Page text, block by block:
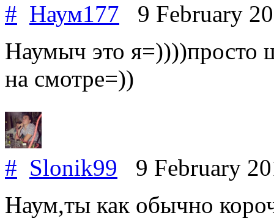
# Наум177 9 February
Наумыч это я=))))просто
на смотре=))
# Slonik99 9 February
Наум,ты как обычно